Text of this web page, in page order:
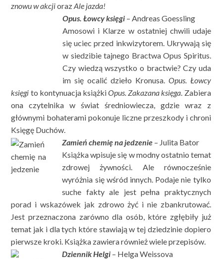
znowu w akcjiorazAle jazda!
Opus. Łowcy księgi – Andreas Goessling
Amosowi i Klarze w ostatniej chwili udaje
się uciec przed inkwizytorem. Ukrywają się
w siedzibie tajnego Bractwa Opus Spiritus.
Czy wiedzą wszystko o bractwie? Czy uda
im się ocalić dzieło Kronusa. Opus. Łowcy
księgi to kontynuacja książkiOpus. Zakazana księga . Zabiera
ona czytelnika w świat średniowiecza, gdzie wraz z
głównymi bohaterami pokonuje liczne przeszkody i chroni
Księgę Duchów.
Zamień chemię na jedzenie – Julita Bator
Książka wpisuje się w modny ostatnio temat
zdrowej żywności. Ale równocześnie
wyróżnia się wśród innych. Podaje nie tylko
suche fakty ale jest pełna praktycznych
porad i wskazówek jak zdrowo żyć i nie zbankrutować.
Jest przeznaczona zarówno dla osób, które zgłębiły już
temat jak i dla tych które stawiają w tej dziedzinie dopiero
pierwsze kroki. Książka zawiera również wiele przepisów.
Dziennik Helgi – Helga Weissova